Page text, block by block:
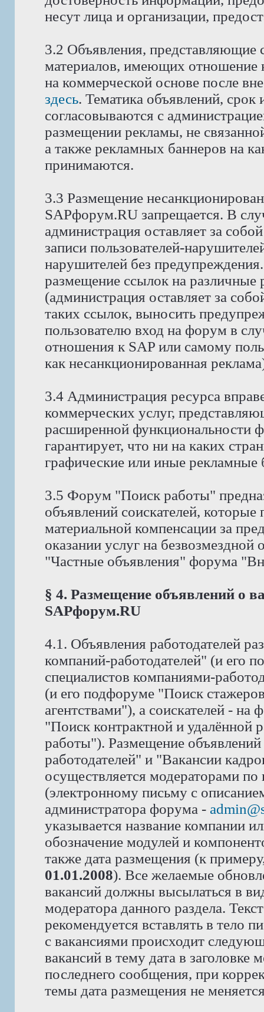
несут лица и организации,
3.2 Объявления, представляющие
материалов, имеющих отношение
на коммерческой основе после
здесь. Тематика объявлений,
согласовываются с
размещении рекламы, не
а также рекламных баннеров на
принимаются.
3.3 Размещение
SAPфорум.RU запрещается. В
администрация оставляет за
записи пользователей-
нарушителей без
размещение ссылок на различные
(администрация оставляет за
таких ссылок, выносить
пользователю вход на форум в
отношения к SAP или самому
как несанкционированная
3.4 Администрация ресурса
коммерческих услуг,
расширенной функциональности
гарантирует, что ни на каких
графические или иные рекламные
3.5 Форум "Поиск работы"
объявлений соискателей,
материальной компенсации за
оказании услуг на
"Частные объявления" форума
§ 4. Размещение объявлений о
SAPфорум.RU
4.1. Объявления работодателей
компаний-работодателей" (и его
специалистов компаниями-
(и его подфоруме "Поиск
агентствами"), а соискателей -
"Поиск контрактной и удалённой
работы"). Размещение
работодателей" и "Вакансии
осуществляется модераторами
(электронному письму с
администратора форума -
указывается название компании
обозначение модулей и
также дата размещения (к
01.01.2008). Все желаемые
вакансий должны высылаться в
модератора данного раздела.
рекомендуется вставлять в тело
с вакансиями происходит
вакансий в тему дата в заголовке
последнего сообщения, при
темы дата размещения не